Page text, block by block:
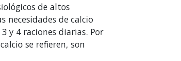
de altos
necesidades de calcio
y 4 raciones diarias. Por
se refieren, son